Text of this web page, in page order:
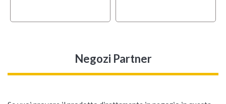
Negozi Partner